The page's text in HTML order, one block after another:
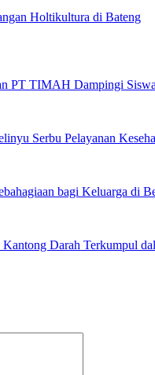
Holtikultura di Bateng
PT TIMAH Dampingi
Serbu Pelayanan
bagi Keluarga di
Kantong Darah Terkumpul